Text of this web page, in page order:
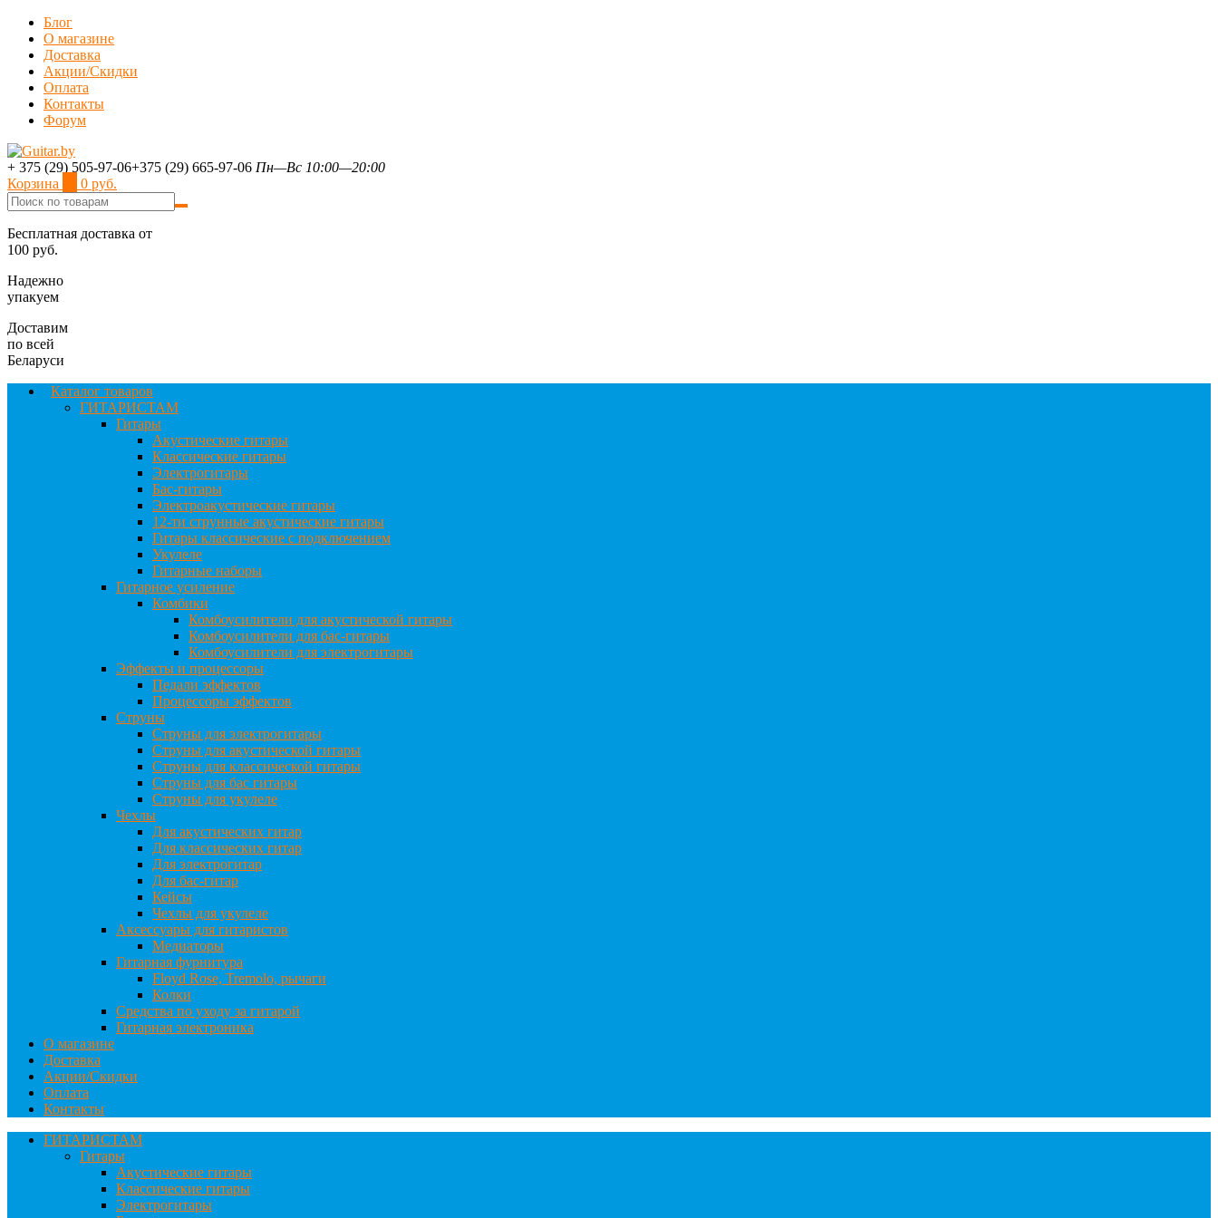
Блог
О магазине
Доставка
Акции/Скидки
Оплата
Контакты
Форум
+ 375 (29) 505-97-06+375 (29) 665-97-06 Пн—Вс 10:00—20:00
Корзина
0 руб.
Бесплатная доставка от
100 руб.
Надежно
упакуем
Доставим
по всей
Беларуси
Каталог товаров
ГИТАРИСТАМ
Гитары
Акустические гитары
Классические гитары
Электрогитары
Бас-гитары
Электроакустические гитары
12-ти струнные акустические гитары
Гитары классические с подключением
Укулеле
Гитарные наборы
Гитарное усиление
Комбики
Комбоусилители для акустической гитары
Комбоусилители для бас-гитары
Комбоусилители для электрогитары
Эффекты и процессоры
Педали эффектов
Процессоры эффектов
Струны
Струны для электрогитары
Струны для акустической гитары
Струны для классической гитары
Струны для бас гитары
Струны для укулеле
Чехлы
Для акустических гитар
Для классических гитар
Для электрогитар
Для бас-гитар
Кейсы
Чехлы для укулеле
Аксессуары для гитаристов
Медиаторы
Гитарная фурнитура
Floyd Rose, Tremolo, рычаги
Колки
Средства по уходу за гитарой
Гитарная электроника
О магазине
Доставка
Акции/Скидки
Оплата
Контакты
ГИТАРИСТАМ
Гитары
Акустические гитары
Классические гитары
Электрогитары